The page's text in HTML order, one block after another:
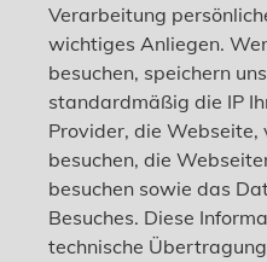
Verarbeitung
wichtiges Anliegen.
besuchen, speichern
standardmäßig die IP
Provider, die Webseite,
besuchen, die
besuchen sowie das
Besuches. Diese
technische